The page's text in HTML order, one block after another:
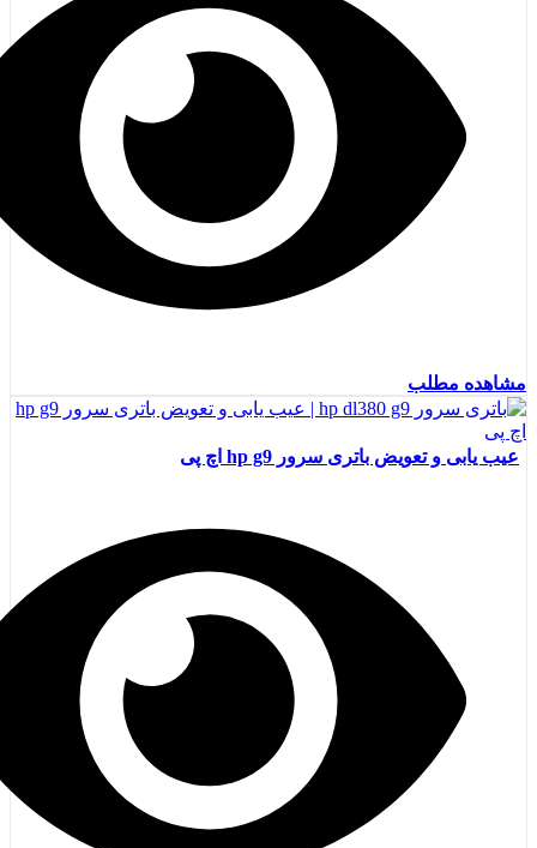
مشاهده مطلب
عیب یابی و تعویض باتری سرور hp g9 اچ پی